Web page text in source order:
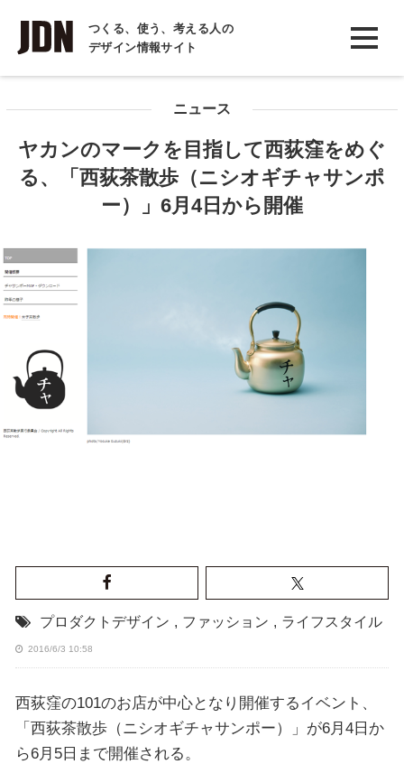
つくる、使う、考える人の
デザイン情報サイト
INTERVIEW
インタビュー
COLUMN
ニュース
ヤカンのマークを目指して西荻窪をめぐ
る、「西荻茶散歩（ニシオギチャサンポ
ー）」6月4日から開催
プロダクトデザイン , ファッション , ライフスタイル
2016/6/3 10:58
西荻窪の101のお店が中心となり開催するイベント、
「西荻茶散歩（ニシオギチャサンポー）」が6月4日か
ら6月5日まで開催される。